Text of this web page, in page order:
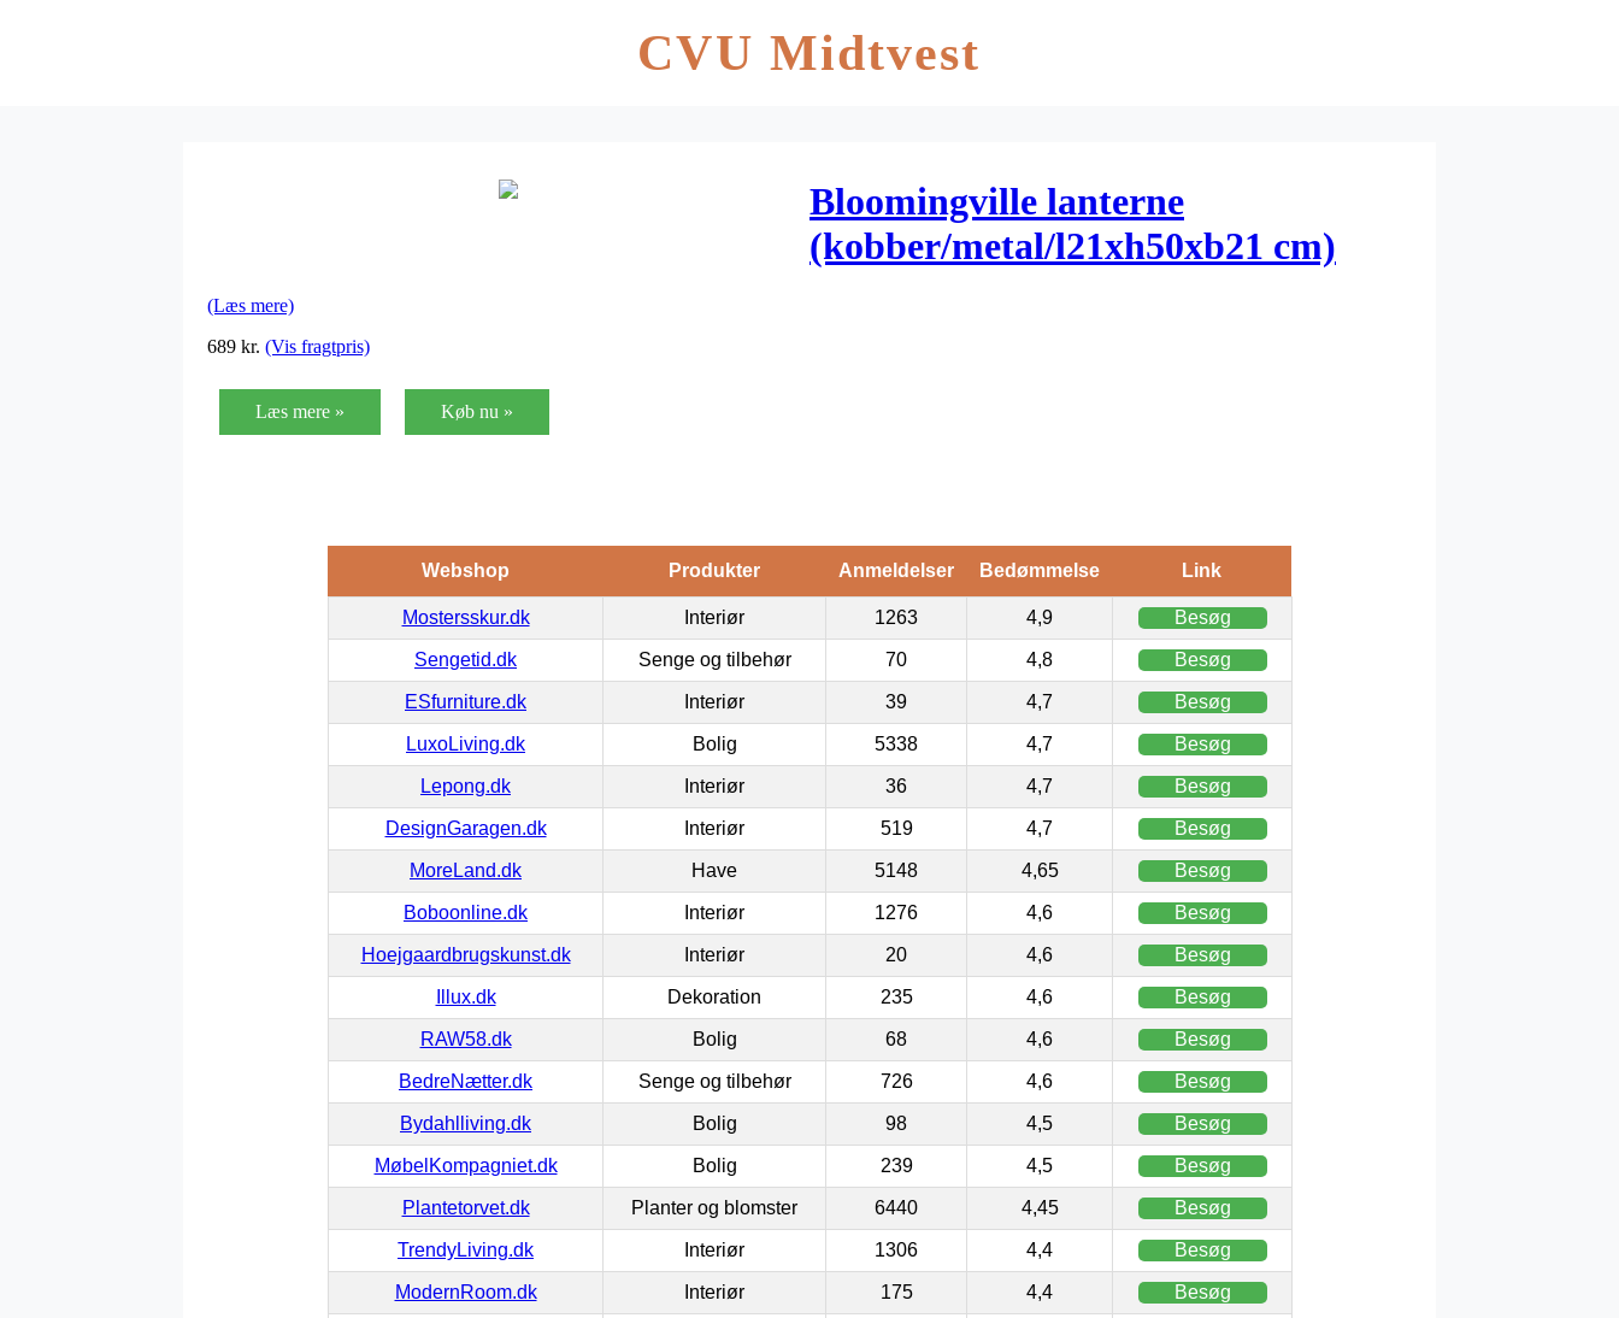
CVU Midtvest
Bloomingville lanterne
(kobber/metal/l21xh50xb21 cm)
(Læs mere)
689 kr. (Vis fragtpris)
Læs mere » Køb nu »
Webshop Produkter Anmeldelser Bedømmelse Link
Mostersskur.dk Interiør 1263 4,9 Besøg
Sengetid.dk Senge og tilbehør 70 4,8 Besøg
ESfurniture.dk Interiør 39 4,7 Besøg
LuxoLiving.dk Bolig 5338 4,7 Besøg
Lepong.dk Interiør 36 4,7 Besøg
DesignGaragen.dk Interiør 519 4,7 Besøg
MoreLand.dk Have 5148 4,65 Besøg
Boboonline.dk Interiør 1276 4,6 Besøg
Hoejgaardbrugskunst.dk Interiør 20 4,6 Besøg
Illux.dk Dekoration 235 4,6 Besøg
RAW58.dk Bolig 68 4,6 Besøg
BedreNætter.dk Senge og tilbehør 726 4,6 Besøg
Bydahlliving.dk Bolig 98 4,5 Besøg
MøbelKompagniet.dk Bolig 239 4,5 Besøg
Plantetorvet.dk Planter og blomster 6440 4,45 Besøg
TrendyLiving.dk Interiør 1306 4,4 Besøg
ModernRoom.dk Interiør 175 4,4 Besøg